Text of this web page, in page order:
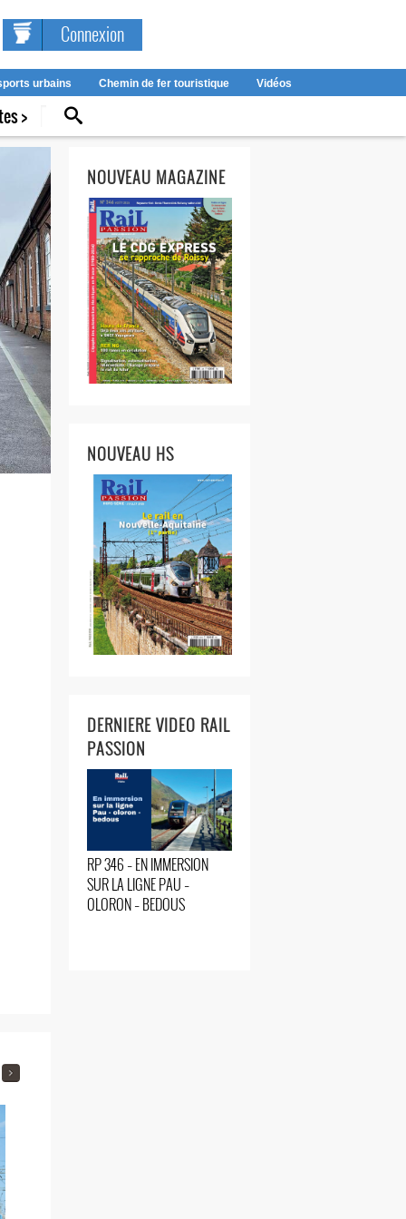
Connexion
urbains Chemin de fer touristique Vidéos
>
NOUVEAU MAGAZINE
NOUVEAU HS
DERNIERE VIDEO RAIL
PASSION
RP 346 – EN IMMERSION
SUR LA LIGNE PAU –
OLORON – BEDOUS